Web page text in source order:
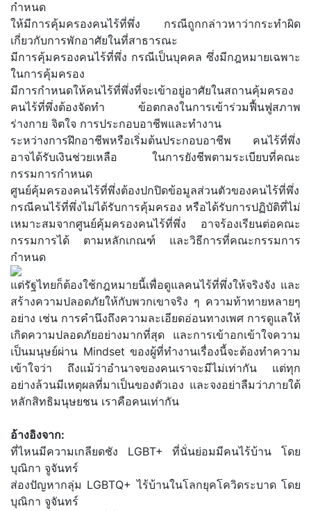
กำหนด
ให้มีการคุ้มครองคนไร้ที่พึ่ง กรณีถูกกล่าวหาว่ากระทำผิด
เกี่ยวกับการพักอาศัยในที่สาธารณะ
มีการคุ้มครองคนไร้ที่พึ่ง กรณีเป็นบุคคล ซึ่งมีกฎหมายเฉพาะ
ในการคุ้มครอง
มีการกำหนดให้คนไร้ที่พึ่งที่จะเข้าอยู่อาศัยในสถานคุ้มครอง
คนไร้ที่พึ่งต้องจัดทำ ข้อตกลงในการเข้าร่วมฟื้นฟูสภาพ
ร่างกาย จิตใจ การประกอบอาชีพและทำงาน
ระหว่างการฝึกอาชีพหรือเริ่มต้นประกอบอาชีพ คนไร้ที่พึ่ง
อาจได้รับเงินช่วยเหลือ ในการยังชีพตามระเบียบที่คณะ
กรรมการกำหนด
ศูนย์คุ้มครองคนไร้ที่พึ่งต้องปกปิดข้อมูลส่วนตัวของคนไร้ที่พึ่ง
กรณีคนไร้ที่พึ่งไม่ได้รับการคุ้มครอง หรือได้รับการปฏิบัติที่ไม่
เหมาะสมจากศูนย์คุ้มครองคนไร้ที่พึ่ง อาจร้องเรียนต่อคณะ
กรรมการได้ ตามหลักเกณฑ์ และวิธีการที่คณะกรรมการ
กำหนด
แต่รัฐไทยก็ต้องใช้กฎหมายนี้เพื่อดูแลคนไร้ที่พึ่งให้จริงจัง และ
สร้างความปลอดภัยให้กับพวกเขาจริง ๆ ความท้าทายหลายๆ
อย่าง เช่น การคำนึงถึงความละเอียดอ่อนทางเพศ การดูแลให้
เกิดความปลอดภัยอย่างมากที่สุด และการเข้าอกเข้าใจความ
เป็นมนุษย์ผ่าน Mindset ของผู้ที่ทำงานเรื่องนี้จะต้องทำความ
เข้าใจว่า ถึงแม้ว่าอำนาจของคนเราจะมีไม่เท่ากัน แต่ทุก
อย่างล้วนมีเหตุผลที่มาเป็นของตัวเอง และจงอย่าลืมว่าภายใต้
หลักสิทธิมนุษยชน เราคือคนเท่ากัน
อ้างอิงจาก:
ที่ไหนมีความเกลียดชัง LGBT+ ที่นั่นย่อมมีคนไร้บ้าน โดย
บุณิกา จูจันทร์
ส่องปัญหากลุ่ม LGBTQ+ ไร้บ้านในโลกยุคโควิดระบาด โดย
บุณิกา จูจันทร์